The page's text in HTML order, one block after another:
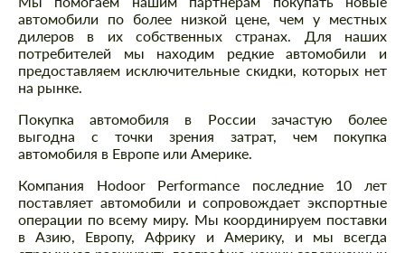
автомобили по более низкой цене, чем у местных
дилеров в их собственных странах. Для наших
потребителей мы находим редкие автомобили и
предоставляем исключительные скидки, которых нет
на рынке.
Покупка автомобиля в России зачастую более
выгодна с точки зрения затрат, чем покупка
автомобиля в Европе или Америке.
Компания Hodoor Performance последние 10 лет
поставляет автомобили и сопровождает экспортные
операции по всему миру. Мы координируем поставки
в Азию, Европу, Африку и Америку, и мы всегда